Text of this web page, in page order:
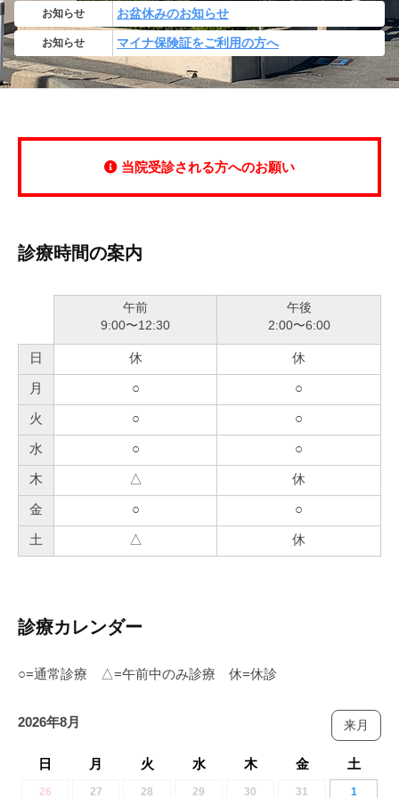
お知らせ お盆休みのお知らせ
お知らせ マイナ保険証をご利用の方へ
当院受診される方へのお願い
診療時間の案内
午前
9:00〜12:30
午後
2:00〜6:00
日 休
休
月
○
○
火
○
○
水
○
○
木
△
休
金
○
○
土
△ 休
診療カレンダー
○=通常診療 △=午前中のみ診療 休=休診
2026年8月 来月
日 月 火 水 木 金 土
26 27 28 29 30 31 1